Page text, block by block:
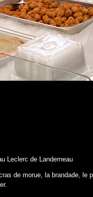
Leclerc de Landerneau
de morue, la brandade, le